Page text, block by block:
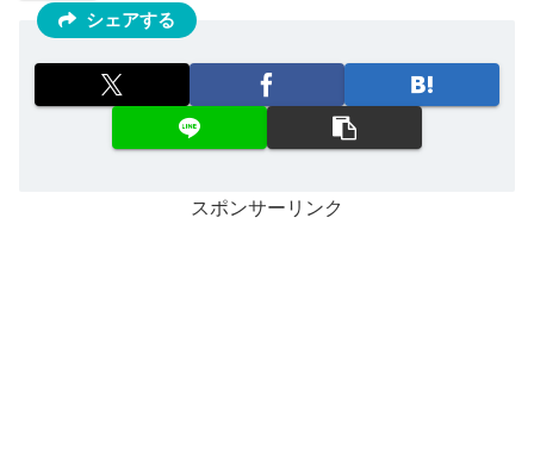
シェアする
スポンサーリンク